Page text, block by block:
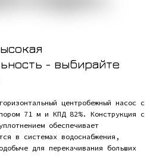
- выбирайте
центробежный насос с
71 м и КПД 82%. Конструкция с
обеспечивает
в системах водоснабжения,
для перекачивания больших